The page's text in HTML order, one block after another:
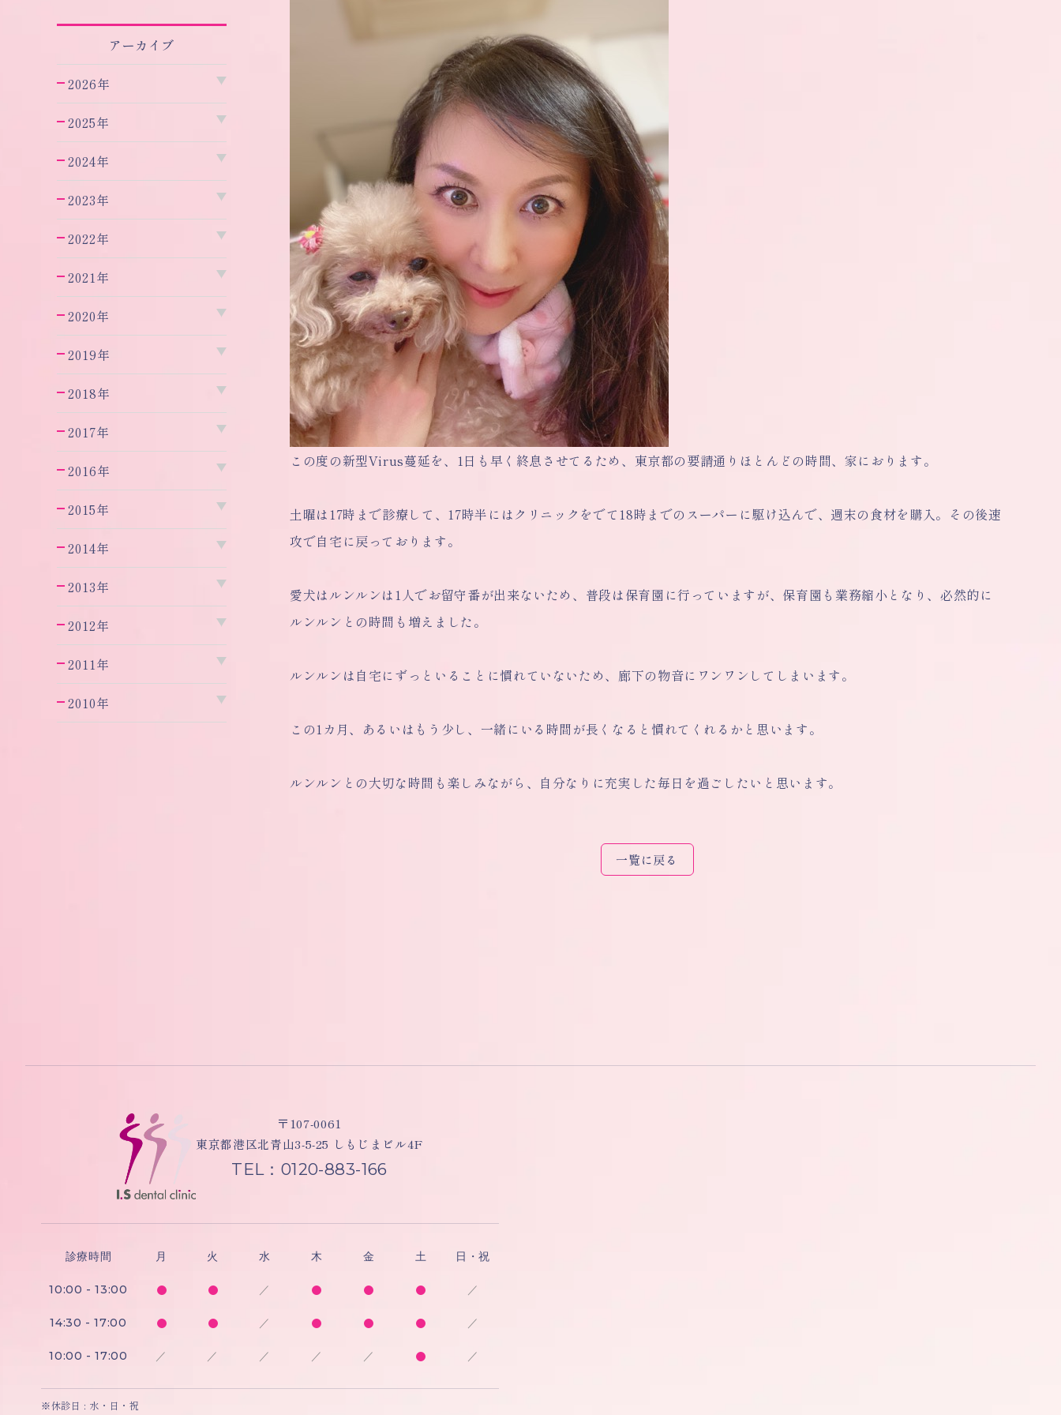
アーカイブ
2026年
2025年
2024年
2023年
2022年
2021年
2020年
2019年
2018年
2017年
2016年
2015年
2014年
2013年
2012年
2011年
2010年
この度の新型Virus蔓延を、1日も早く終息させてるため、東京都の要請通りほとんどの時間、家におります。
土曜は17時まで診療して、17時半にはクリニックをでて18時までのスーパーに駆け込んで、週末の食材を購入。その後速
攻で自宅に戻っております。
愛犬はルンルンは1人でお留守番が出来ないため、普段は保育園に行っていますが、保育園も業務縮小となり、必然的に
ルンルンとの時間も増えました。
ルンルンは自宅にずっといることに慣れていないため、廊下の物音にワンワンしてしまいます。
この1カ月、あるいはもう少し、一緒にいる時間が長くなると慣れてくれるかと思います。
ルンルンとの大切な時間も楽しみながら、自分なりに充実した毎日を過ごしたいと思います。
一覧に戻る
〒107-0061
東京都港区北青山3-5-25 しもじまビル4F
TEL：0120-883-166
診療時間 月 火 水 木 金 土 日・祝
10:00 - 13:00 ／ ／
14:30 - 17:00 ／ ／
10:00 - 17:00 ／ ／ ／ ／ ／ ／
※休診日 : 水・日・祝